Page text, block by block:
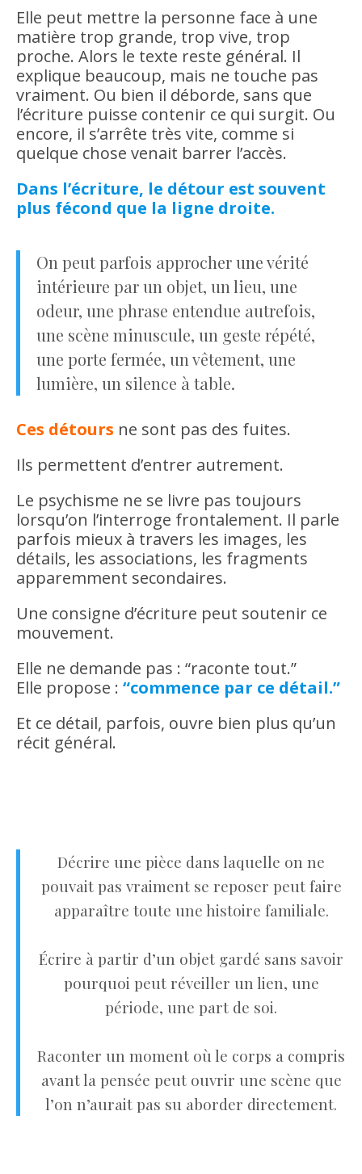
Elle peut mettre la personne face à une
matière trop grande, trop vive, trop
proche. Alors le texte reste général. Il
explique beaucoup, mais ne touche pas
vraiment. Ou bien il déborde, sans que
l’écriture puisse contenir ce qui surgit. Ou
encore, il s’arrête très vite, comme si
quelque chose venait barrer l’accès.
Dans l’écriture, le détour est souvent
plus fécond que la ligne droite.
On peut parfois approcher une vérité
intérieure par un objet, un lieu, une
odeur, une phrase entendue autrefois,
une scène minuscule, un geste répété,
une porte fermée, un vêtement, une
lumière, un silence à table.
Ces détours ne sont pas des fuites.
Ils permettent d’entrer autrement.
Le psychisme ne se livre pas toujours
lorsqu’on l’interroge frontalement. Il parle
parfois mieux à travers les images, les
détails, les associations, les fragments
apparemment secondaires.
Une consigne d’écriture peut soutenir ce
mouvement.
Elle ne demande pas : “raconte tout.”
Elle propose : “commence par ce détail.”
Et ce détail, parfois, ouvre bien plus qu’un
récit général.
Décrire une pièce dans laquelle on ne
pouvait pas vraiment se reposer peut faire
apparaître toute une histoire familiale.
Écrire à partir d’un objet gardé sans savoir
pourquoi peut réveiller un lien, une
période, une part de soi.
Raconter un moment où le corps a compris
avant la pensée peut ouvrir une scène que
l’on n’aurait pas su aborder directement.